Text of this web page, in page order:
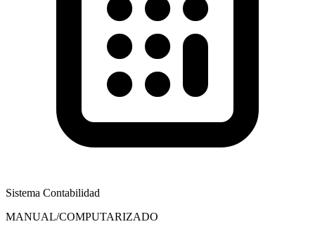
Sistema Contabilidad
MANUAL/COMPUTARIZADO